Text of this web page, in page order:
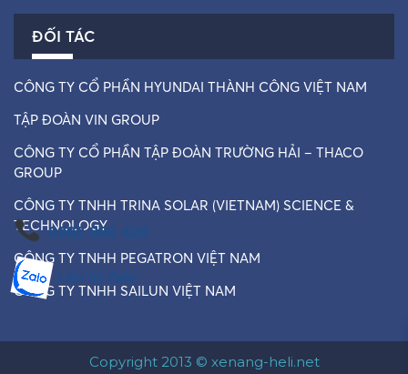
ĐỐI TÁC
CÔNG TY CỔ PHẦN HYUNDAI THÀNH CÔNG VIỆT NAM
TẬP ĐOÀN VIN GROUP
CÔNG TY CỔ PHẦN TẬP ĐOÀN TRƯỜNG HẢI – THACO
GROUP
CÔNG TY TNHH TRINA SOLAR (VIETNAM) SCIENCE &
TECHNOLOGY
CÔNG TY TNHH PEGATRON VIỆT NAM
CÔNG TY TNHH SAILUN VIỆT NAM
Copyright 2013 © xenang-heli.net
0982 866 426